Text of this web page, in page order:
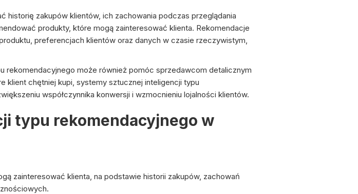
historię zakupów klientów, ich zachowania podczas przeglądania
produkty, które mogą zainteresować klienta. Rekomendacje
preferencjach klientów oraz danych w czasie rzeczywistym,
rekomendacyjnego może również pomóc sprzedawcom detalicznym
klient chętniej kupi, systemy sztucznej inteligencji typu
współczynnika konwersji i wzmocnieniu lojalności klientów.
typu rekomendacyjnego w
zainteresować klienta, na podstawie historii zakupów, zachowań